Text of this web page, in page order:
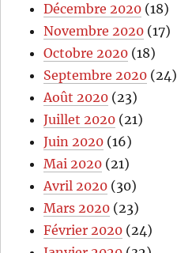
Décembre 2020 (18)
Novembre 2020 (17)
Octobre 2020 (18)
Septembre 2020 (24)
Août 2020 (23)
Juillet 2020 (21)
Juin 2020 (16)
Mai 2020 (21)
Avril 2020 (30)
Mars 2020 (23)
Février 2020 (24)